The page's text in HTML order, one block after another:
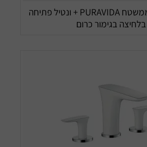
ברז 3 חורים ממשטח PURAVIDA + ונטיל פתיחה
בלחיצה בגימור כרום